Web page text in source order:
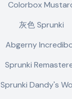
Colorbox
灰色 Sprunki
Abgerny
Sprunki
Sprunki Dandy's